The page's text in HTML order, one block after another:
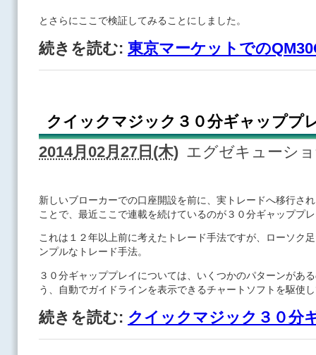
とさらにここで検証してみることにしました。
続きを読む: 東京マーケットでの
クイックマジック３０分ギャッププ
2014月02月27日(木) エグゼキューシ
新しいブローカーでの口座開設を前に、実トレードへ移行さ
ことで、最近ここで連載を続けているのが３０分ギャッププ
これは１２年以上前に考えたトレード手法ですが、ローソク
ンプルなトレード手法。
３０分ギャッププレイについては、いくつかのパターンがあ
う、自動でガイドラインを表示できるチャートソフトを駆使
続きを読む: クイックマジック３０分